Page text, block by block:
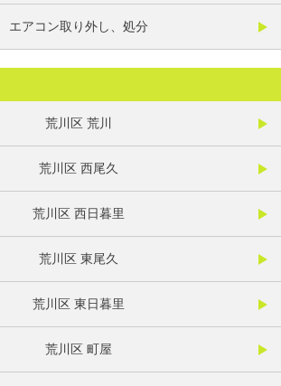
エアコン取り外し、処分
荒川区 荒川
荒川区 西尾久
荒川区 西日暮里
荒川区 東尾久
荒川区 東日暮里
荒川区 町屋